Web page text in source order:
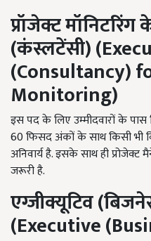
प्रॉजेक्ट
(कंस्लटेंसी)
(Consultancy)
Monitoring)
इस पद के लिए उम्मीदवारों के पास
60 फिसद अंकों के साथ किसी भी
अनिवार्य है. इसके साथ ही प्रोजेक्ट
जरूरी है.
एग्जीक्यूटिव
(Executive